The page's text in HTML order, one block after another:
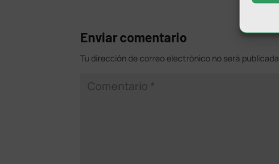
Enviar comentario
Tu dirección de correo electrónico no será publicada.